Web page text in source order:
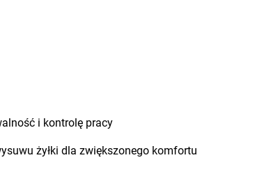
i kontrolę pracy
żyłki dla zwiększonego komfortu